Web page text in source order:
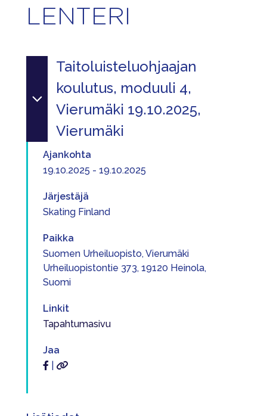
LENTERI
Taitoluisteluohjaajan
koulutus, moduuli 4,
Vierumäki 19.10.2025,
Vierumäki
Ajankohta
19.10.2025 - 19.10.2025
Järjestäjä
Skating Finland
Paikka
Suomen Urheiluopisto, Vierumäki
Urheiluopistontie 373, 19120 Heinola,
Suomi
Linkit
Tapahtumasivu
Jaa